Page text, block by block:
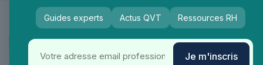
Guides experts Actus QVT Ressources RH
Je m'inscris